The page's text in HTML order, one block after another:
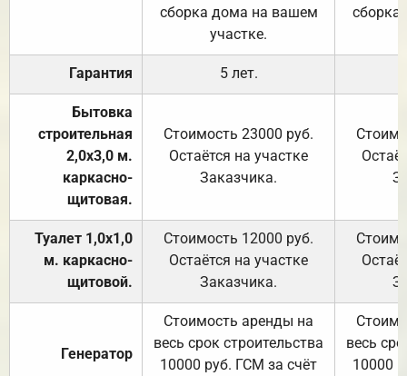
сборка дома на вашем
участке.
Гарантия 5 лет.
Бытовка
строительная
2,0х3,0 м.
каркасно-
щитовая.
Стоимость 23000 руб.
Остаётся на участке
Заказчика.
Туалет 1,0х1,0
м. каркасно-
щитовой.
Стоимость 12000 руб.
Остаётся на участке
Заказчика.
Генератор
Стоимость аренды на
весь срок строительства
10000 руб. ГСМ за счёт
весь
10000